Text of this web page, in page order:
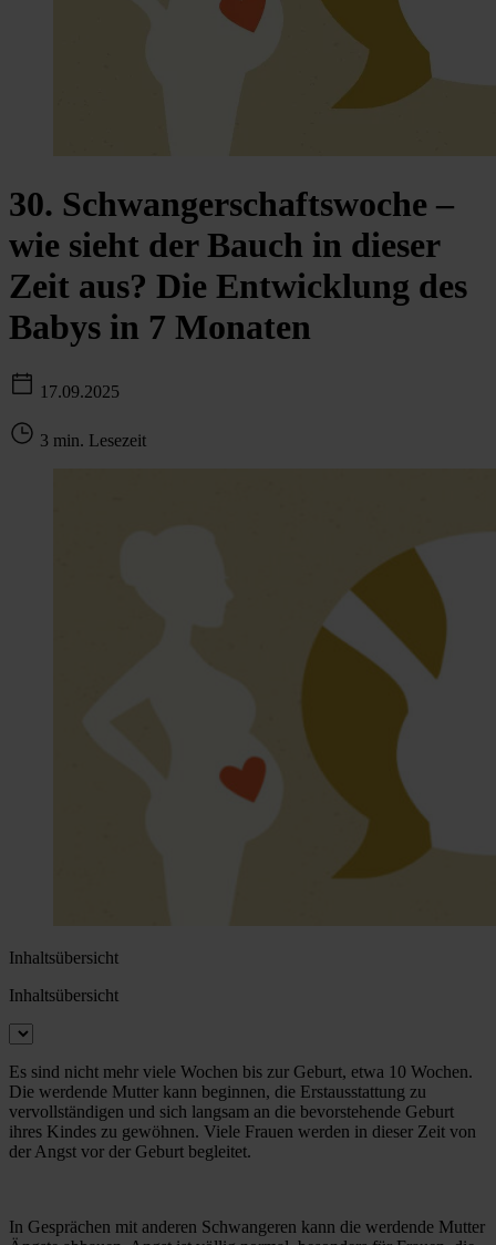
30. Schwangerschaftswoche –
wie sieht der Bauch in dieser
Zeit aus? Die Entwicklung des
Babys in 7 Monaten
17.09.2025
3 min. Lesezeit
Inhaltsübersicht
Inhaltsübersicht
Es sind nicht mehr viele Wochen bis zur Geburt, etwa 10 Wochen.
Die werdende Mutter kann beginnen, die Erstausstattung zu
vervollständigen und sich langsam an die bevorstehende Geburt
ihres Kindes zu gewöhnen. Viele Frauen werden in dieser Zeit von
der Angst vor der Geburt begleitet.
In Gesprächen mit anderen Schwangeren kann die werdende Mutter